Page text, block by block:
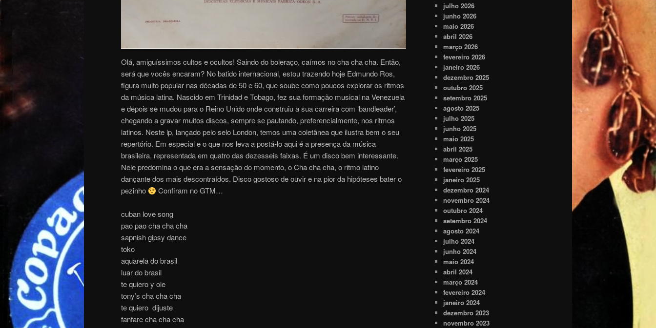
Olá, amiguíssimos cultos e ocultos! Saindo do boleraço, caímos no cha cha cha. Então,
será que vocês encaram? No batido internacional, estou trazendo hoje Edmundo Ros,
figura muito popular nas décadas de 50 e 60, que soube como poucos explorar os ritmos
da música latina. Nascido em Trinidad e Tobago, fez sua formação musical na Venezuela
e depois se mudou para o Reino Unido onde construiu a sua carreira com ‘bandleader’,
chegando a gravar muitos discos, sempre se pautando, preferencialmente, nos ritmos
latinos. Neste lp, lançado pelo selo London, temos uma coletânea que ilustra bem o seu
repertório. Em especial e o que nos leva a postá-lo aqui é a presença da música
brasileira, representada em quatro das dezesseis faixas. É um disco bem interessante.
Nele predomina o que era a sensação do momento, o Cha cha cha, o ritmo latino
dançante dos mais descontraídos. Disco gostoso de ouvir e na pior da hipóteses bater o
pezinho
Confiram no GTM…
cuban love song
pao pao cha cha cha
sapnish gipsy dance
toko
aquarela do brasil
luar do brasil
te quiero y ole
tony’s cha cha cha
te quiero dijuste
fanfare cha cha cha
julho 2026
junho 2026
maio 2026
abril 2026
março 2026
fevereiro 2026
janeiro 2026
dezembro 2025
outubro 2025
setembro 2025
agosto 2025
julho 2025
junho 2025
maio 2025
abril 2025
março 2025
fevereiro 2025
janeiro 2025
dezembro 2024
novembro 2024
outubro 2024
setembro 2024
agosto 2024
julho 2024
junho 2024
maio 2024
abril 2024
março 2024
fevereiro 2024
janeiro 2024
dezembro 2023
novembro 2023